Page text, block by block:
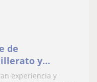
de
y
experiencia y